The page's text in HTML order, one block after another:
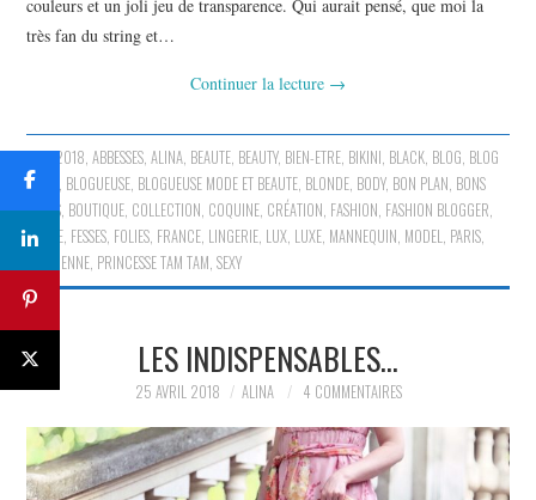
couleurs et un joli jeu de transparence. Qui aurait pensé, que moi la
très fan du string et…
Continuer la lecture →
2018, ABBESSES, ALINA, BEAUTE, BEAUTY, BIEN-ETRE, BIKINI, BLACK, BLOG, BLOG
MODE , BLOGUEUSE, BLOGUEUSE MODE ET BEAUTE, BLONDE, BODY, BON PLAN, BONS
PLANS, BOUTIQUE, COLLECTION, COQUINE, CRÉATION, FASHION, FASHION BLOGGER,
FEMME, FESSES, FOLIES, FRANCE, LINGERIE, LUX, LUXE, MANNEQUIN, MODEL, PARIS,
PARISIENNE, PRINCESSE TAM TAM,SEXY
LES INDISPENSABLES…
25 AVRIL 2018 ALINA 4 COMMENTAIRES